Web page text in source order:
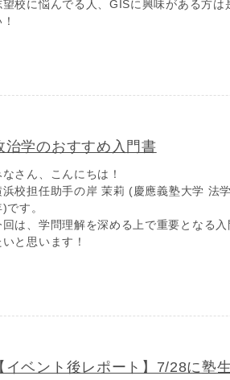
望校に悩んでる人、GISに興味がある方は
治学のおすすめ入門書
なさん、こんにちは！
浜校担任助手の岸 茉莉 (慶應義塾大学 法
です。
回は、学問理解を深める上で重要となる入
いと思います！
イベント後レポート】7/28に塾